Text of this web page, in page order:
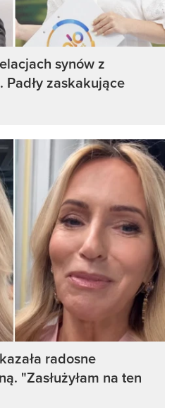
synów z
zaskakujące
radosne
"Zasłużyłam na ten